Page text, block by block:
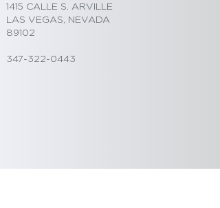
1415 CALLE S. ARVILLE
LAS VEGAS, NEVADA
89102
347-322-0443